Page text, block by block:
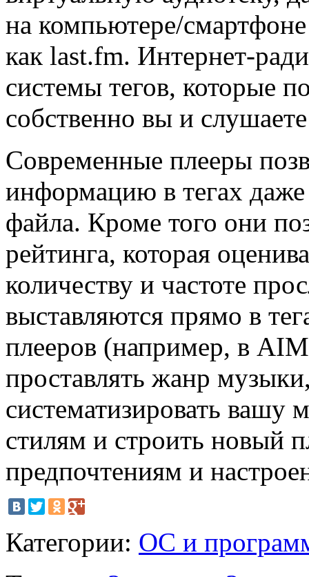
на компьютере/
как last.fm. Интернет-
системы тегов, которые
собственно вы и
Современные плееры
информацию в тегах
файла. Кроме того они
рейтинга, которая
количеству и частоте
выставляются прямо в
плееров (например, в
проставлять жанр
систематизировать вашу
стилям и строить новый
предпочтениям и
Категории: ОС и